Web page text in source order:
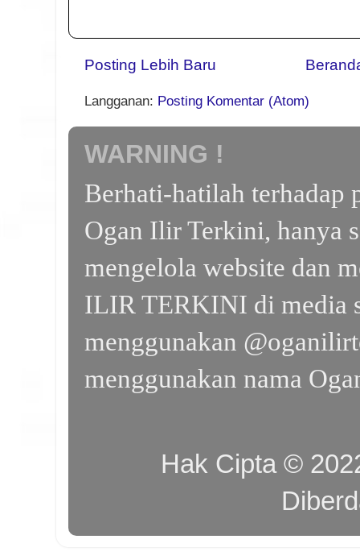
Posting Lebih Baru
Langganan: Posting Komentar (Atom)
WARNING !
Berhati-hatilah terhadap
Ogan Ilir Terkini, hanya
mengelola website dan
ILIR TERKINI di media
menggunakan
menggunakan nama
Hak Cipta ©